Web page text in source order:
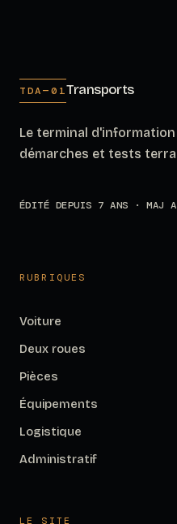
TDA—01Transports
Le terminal
démarches et tests
ÉDITÉ DEPUIS 7 ANS · MAJ
RUBRIQUES
Voiture
Deux roues
Pièces
Équipements
Logistique
Administratif
LE SITE